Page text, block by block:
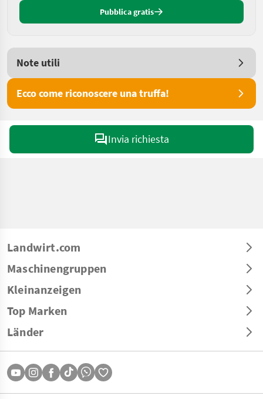
Pubblica gratis
Note utili
Ecco come riconoscere una truffa!
Invia richiesta
Landwirt.com
Maschinengruppen
Kleinanzeigen
Top Marken
Länder